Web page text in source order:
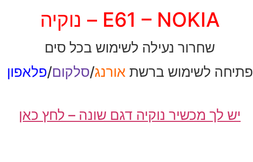
E61 – NOKIA – נוקיה
שחרור נעילה לשימוש בכל סים
פתיחה לשימוש ברשת אורנג/סלקום/פלאפון
יש לך מכשיר נוקיה דגם שונה – לחץ כאן